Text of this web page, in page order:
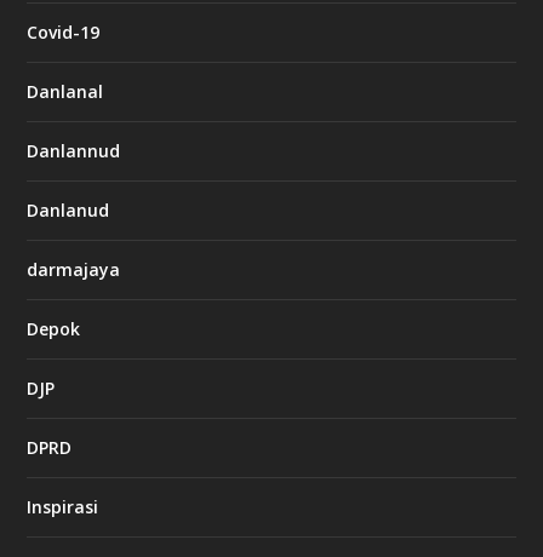
Covid-19
Danlanal
Danlannud
Danlanud
darmajaya
Depok
DJP
DPRD
Inspirasi